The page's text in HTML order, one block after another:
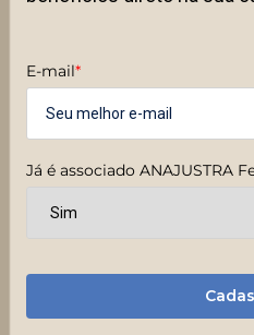
E-mail*
Já é associado ANAJUSTRA